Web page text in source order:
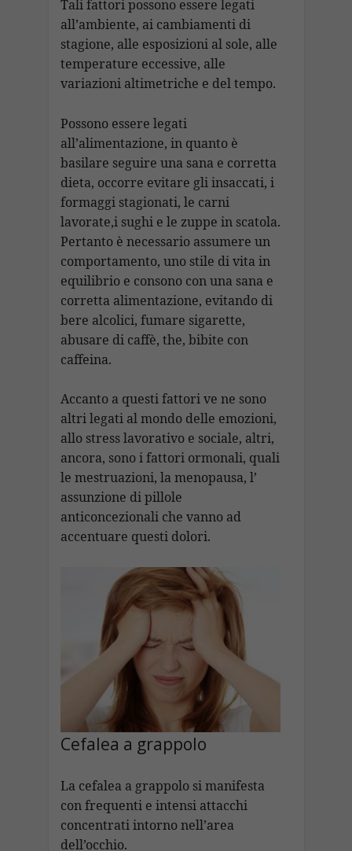
Tali fattori possono essere legati
all’ambiente, ai cambiamenti di
stagione, alle esposizioni al sole, alle
temperature eccessive, alle
variazioni altimetriche e del tempo.
Possono essere legati
all’alimentazione, in quanto è
basilare seguire una sana e corretta
dieta, occorre evitare gli insaccati, i
formaggi stagionati, le carni
lavorate,i sughi e le zuppe in scatola.
Pertanto è necessario assumere un
comportamento, uno stile di vita in
equilibrio e consono con una sana e
corretta alimentazione, evitando di
bere alcolici, fumare sigarette,
abusare di caffè, the, bibite con
caffeina.
Accanto a questi fattori ve ne sono
altri legati al mondo delle emozioni,
allo stress lavorativo e sociale, altri,
ancora, sono i fattori ormonali, quali
le mestruazioni, la menopausa, l’
assunzione di pillole
anticoncezionali che vanno ad
accentuare questi dolori.
Cefalea a grappolo
La cefalea a grappolo si manifesta
con frequenti e intensi attacchi
concentrati intorno nell’area
dell’occhio.